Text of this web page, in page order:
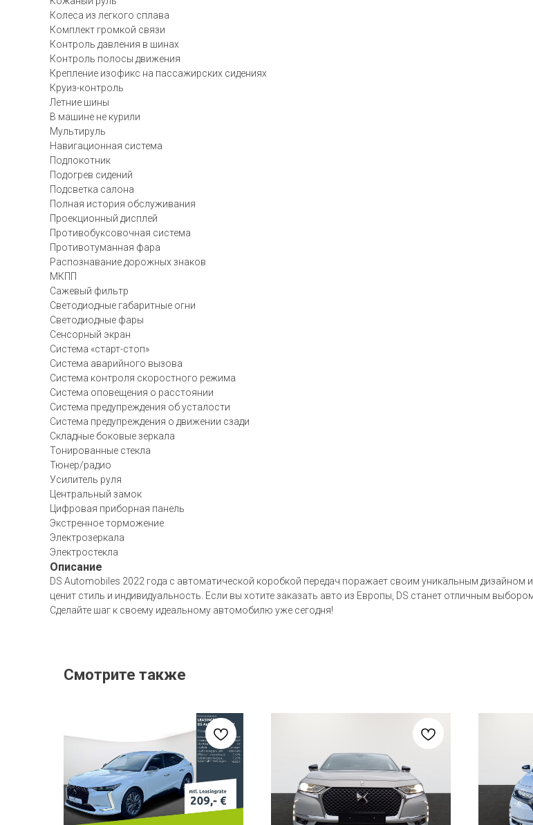
Колеса из легкого сплава
Комплект громкой связи
Контроль давления в шинах
Контроль полосы движения
Крепление изофикс на пассажирских сидениях
Круиз-контроль
Летние шины
В машине не курили
Мультируль
Навигационная система
Подлокотник
Подогрев сидений
Подсветка салона
Полная история обслуживания
Проекционный дисплей
Противобуксовочная система
Противотуманная фара
Распознавание дорожных знаков
МКПП
Сажевый фильтр
Светодиодные габаритные огни
Светодиодные фары
Сенсорный экран
Система «старт-стоп»
Система аварийного вызова
Система контроля скоростного режима
Система оповещения о расстоянии
Система предупреждения об усталости
Система предупреждения о движении сзади
Складные боковые зеркала
Тонированные стекла
Тюнер/радио
Усилитель руля
Центральный замок
Цифровая приборная панель
Экстренное торможение
Электрозеркала
Электростекла
Описание
DS Automobiles 2022 года с автоматической коробкой передач поражает своим уникальным
ценит стиль и индивидуальность. Если вы хотите заказать авто из Европы, DS станет отличным
Сделайте шаг к своему идеальному автомобилю уже сегодня!
Смотрите также